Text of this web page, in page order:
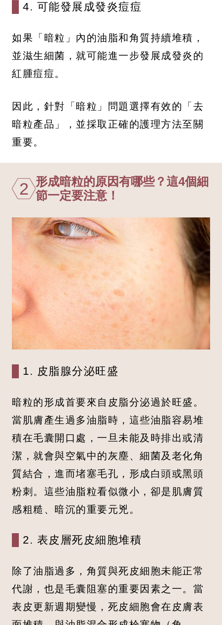
4. 可能發展成發炎痘痘
如果「暗粒」內的油脂和角質持續堆積，
並滋生細菌，就可能進一步發展成發炎的
紅腫痘痘。
因此，針對「暗粒」問題選擇有效的「去
暗粒產品」，並採取正確的護理方法至關
重要。
2 形成暗粒的原因有哪些？這4個細
節一定要注意！
1. 皮脂腺分泌旺盛
暗粒的形成首要來自皮脂分泌過於旺盛。
當肌膚產生過多油脂時，這些油脂容易堆
積在毛囊開口處，一旦未能及時排出或清
潔，就會與空氣中的灰塵、細菌及老化角
質結合，進而堵塞毛孔，形成白頭或黑頭
粉刺。這些油脂粒看似微小，卻是肌膚質
感粗糙、暗沉的重要元兇。
2. 表皮層死皮細胞堆積
除了油脂過多，角質與死皮細胞未能正常
代謝，也是毛囊阻塞的重要因素之一。當
表皮更新週期變慢，死皮細胞會在皮膚表